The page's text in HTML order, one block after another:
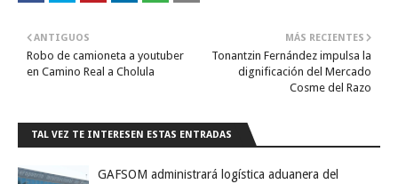
MÁS RECIENTES
Tonantzin Fernández impulsa la
dignificación del Mercado
Cosme del Razo
ANTIGUOS
Robo de camioneta a youtuber
en Camino Real a Cholula
TAL VEZ TE INTERESEN ESTAS ENTRADAS
GAFSOM administrará logística aduanera del